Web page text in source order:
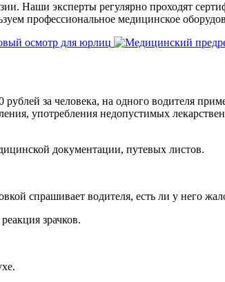
Наши эксперты регулярно проходят
профессиональное медицинское
за человека, на одного водителя
употребления недопустимых
документации, путевых листов.
спрашивает водителя, есть ли у него
зрачков.